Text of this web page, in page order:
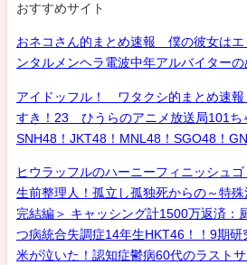
おすすめサイト
おネコさん的まとめ速報 僕の彼女はエ
ンタルメンヘラ電波中年アルバイター
アイドッフル！ ワタクシ的まとめ速
すき！23 ひうらのアニメ放送局101ち
SNH48！JKT48！MNL48！SGO48！
ヒウラッフルのハーニーフィニッシュ
生前整理人！孤立し孤独死からの～特
完結編＞ キャッシング計1500万返済：
つ病統合失調症14年生HKT46！！9期
米が泣いた！認知症鬱病60代のラスト